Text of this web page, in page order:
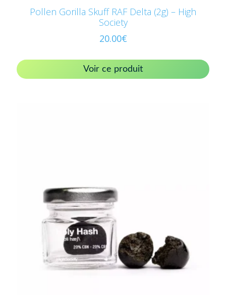
Pollen Gorilla Skuff RAF Delta (2g) – High
Society
20.00€
Voir ce produit